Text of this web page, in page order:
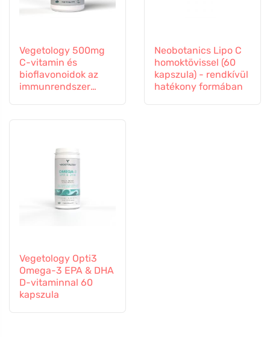
Vegetology 500mg
C-vitamin és
bioflavonoidok az
immunrendszer
Neobotanics Lipo C
homoktövissel (60
kapszula) - rendkívül
hatékony formában
Vegetology Opti3
Omega-3 EPA & DHA
D-vitaminnal 60
kapszula